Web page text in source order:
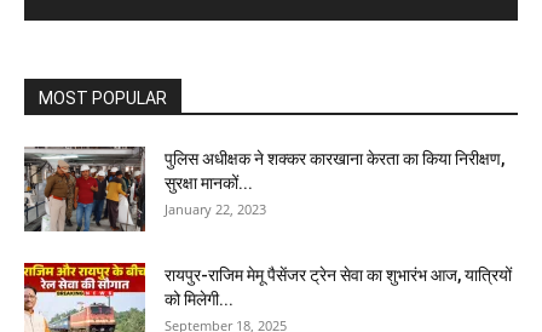
MOST POPULAR
पुलिस अधीक्षक ने शक्कर कारखाना केरता का किया निरीक्षण,
सुरक्षा मानकों...
January 22, 2023
रायपुर-राजिम मेमू पैसेंजर ट्रेन सेवा का शुभारंभ आज, यात्रियों
को मिलेगी...
September 18, 2025